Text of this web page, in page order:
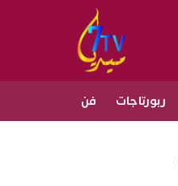
ربورتاجات فن